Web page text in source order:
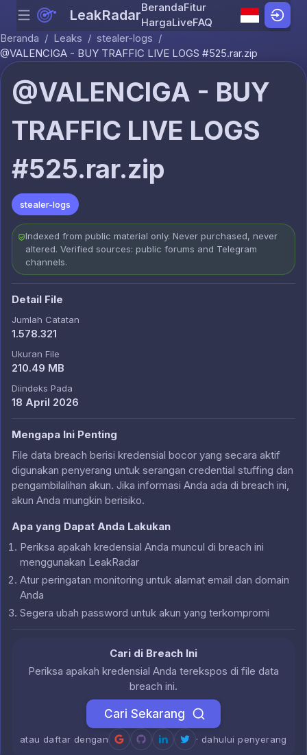
Skip to content
Menu LeakRadarBerandaFitur
HargaLiveFAQ
Beranda / Leaks / stealer-logs /
@VALENCIGA - BUY TRAFFIC LIVE LOGS #525.rar.zip
@VALENCIGA - BUY
TRAFFIC LIVE LOGS
#525.rar.zip
stealer-logs
Indexed from public material only. Never purchased, never
altered. Verified sources: public forums and Telegram
channels.
Detail File
Jumlah Catatan
1.578.321
Ukuran File
210.49 MB
Diindeks Pada
18 April 2026
Mengapa Ini Penting
File data breach berisi kredensial bocor yang secara aktif
digunakan penyerang untuk serangan credential stuffing dan
pengambilalihan akun. Jika informasi Anda ada di breach ini,
akun Anda mungkin berisiko.
Apa yang Dapat Anda Lakukan
Periksa apakah kredensial Anda muncul di breach ini
menggunakan LeakRadar
Atur peringatan monitoring untuk alamat email dan domain
Anda
Segera ubah password untuk akun yang terkompromi
Cari di Breach Ini
Periksa apakah kredensial Anda terekspos di file data
breach ini.
Cari Sekarang
atau daftar dengan · dahului penyerang